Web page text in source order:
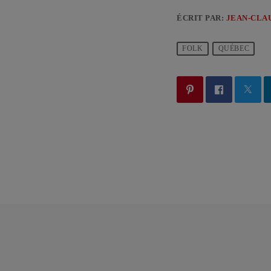
ÉCRIT PAR: JEAN-
FOLK QUÉBEC